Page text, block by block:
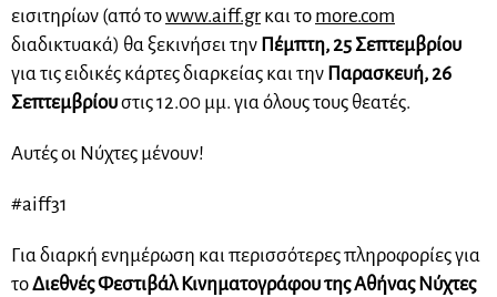
εισιτηρίων (από τοwww.aiff.gr και τo more.com
διαδικτυακά) θα ξεκινήσει την Πέμπτη, 25 Σεπτεμβρίου
για τις ειδικές κάρτες διαρκείας και την Παρασκευή, 26
Σεπτεμβρίουστις 12.00 μμ. για όλους τους θεατές.
Αυτές οι Νύχτες μένουν!
#aiff31
Για διαρκή ενημέρωση και περισσότερες πληροφορίες για
τοΔιεθνές Φεστιβάλ Κινηματογράφου της Αθήνας Νύχτες